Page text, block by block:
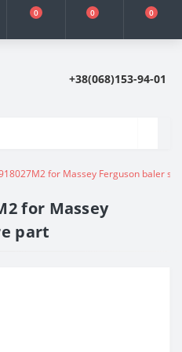
0 0 0
+38(068)153-94-01
for Massey Ferguson baler
for Massey
part